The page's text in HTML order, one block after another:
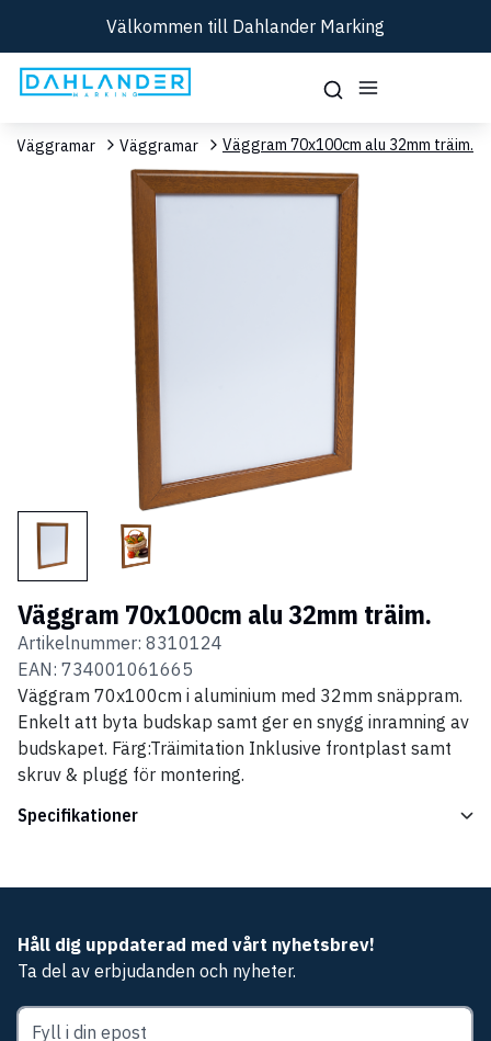
Välkommen till Dahlander Marking
Väggramar Väggramar Väggram 70x100cm alu 32mm träim.
Väggram 70x100cm alu 32mm träim.
Artikelnummer: 8310124
EAN: 734001061665
Väggram 70x100cm i aluminium med 32mm snäppram.
Enkelt att byta budskap samt ger en snygg inramning av
budskapet. Färg:Träimitation Inklusive frontplast samt
skruv & plugg för montering.
Specifikationer
Håll dig uppdaterad med vårt nyhetsbrev!
Ta del av erbjudanden och nyheter.